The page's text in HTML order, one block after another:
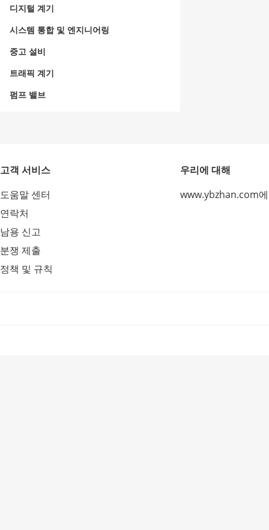
디지털 계기
시스템 통합 및 엔지니어링
중고 설비
트래픽 계기
펌프 밸브
고객 서비스
도움말 센터
연락처
남용 신고
분쟁 제출
정책 및 규칙
우리에 대해
www.ybzhan.com